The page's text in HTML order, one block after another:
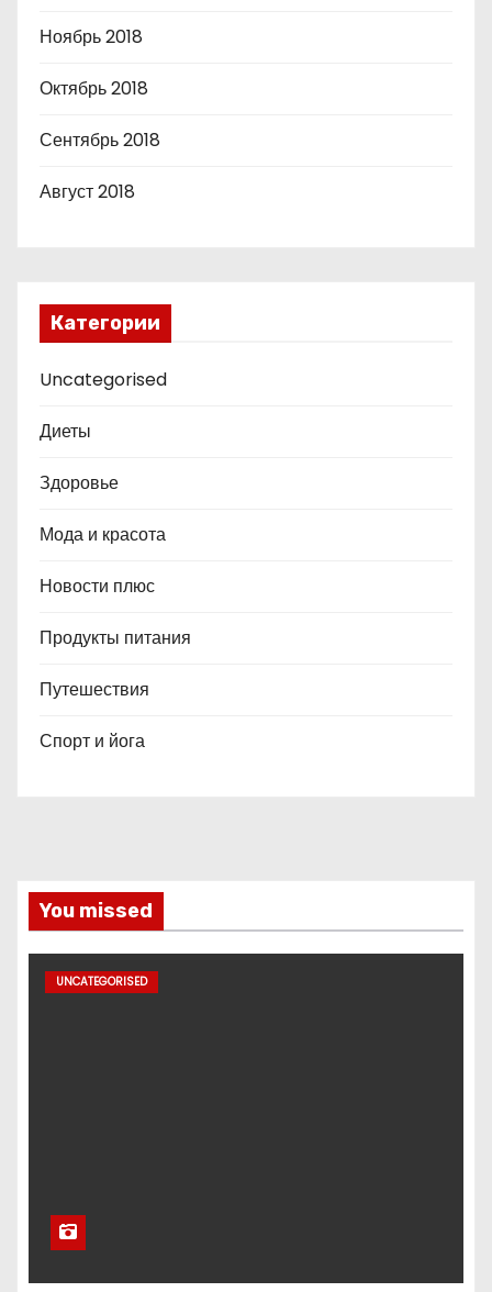
Ноябрь 2018
Октябрь 2018
Сентябрь 2018
Август 2018
Категории
Uncategorised
Диеты
Здоровье
Мода и красота
Новости плюс
Продукты питания
Путешествия
Спорт и йога
You missed
UNCATEGORISED